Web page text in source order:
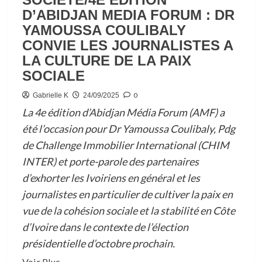
SUCCESSION
DE
OUATTARA
D’ABIDJAN MEDIA FORUM : DR
YAMOUSSA COULIBALY
CONVIE LES JOURNALISTES A
LA CULTURE DE LA PAIX
SOCIALE
Gabrielle K 24/09/2025 0
La 4e édition d’Abidjan Média Forum (AMF) a
été l’occasion pour Dr Yamoussa Coulibaly, Pdg
de Challenge Immobilier International (CHIM
INTER) et porte-parole des partenaires
d’exhorter les Ivoiriens en général et les
journalistes en particulier de cultiver la paix en
vue de la cohésion sociale et la stabilité en Côte
d’Ivoire dans le contexte de l’élection
présidentielle d’octobre prochain.